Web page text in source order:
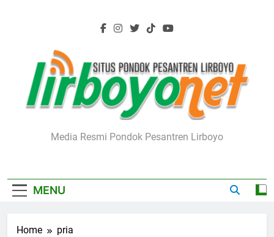
Lirboyo.net
Media Resmi Pondok Pesantren Lirboyo
MENU
Home pria